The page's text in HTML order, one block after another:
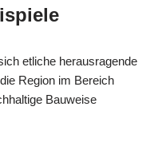
etliche herausragende
Region im Bereich
Bauweise